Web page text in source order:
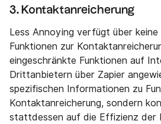
3. Kontaktanreicherung
Less Annoying verfügt über
Funktionen zur
eingeschränkte Funktionen auf
Drittanbietern über Zapier
spezifischen Informationen zu
Kontaktanreicherung, sondern
stattdessen auf die Effizienz der